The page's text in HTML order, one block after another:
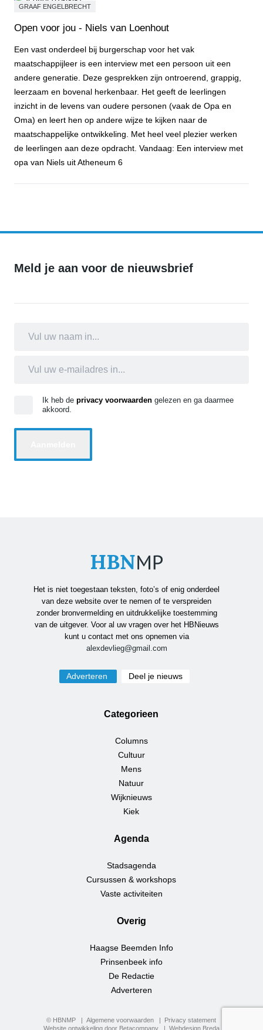
GRAAF ENGELBRECHT
Open voor jou - Niels van Loenhout
Een vast onderdeel bij burgerschap voor het vak
maatschappijleer is een interview met een persoon uit een
andere generatie. Deze gesprekken zijn ontroerend, grappig,
leerzaam en bovenal herkenbaar. Het geeft de leerlingen
inzicht in de levens van oudere personen (vaak de Opa en
Oma) en leert hen op andere wijze te kijken naar de
maatschappelijke ontwikkeling. Met heel veel plezier werken
de leerlingen aan deze opdracht. Vandaag: Een interview met
opa van Niels uit Atheneum 6
Meld je aan voor de nieuwsbrief
Ik heb de privacy voorwaarden gelezen en ga daarmee
akkoord.
Het is niet toegestaan teksten, foto’s of enig onderdeel
van deze website over te nemen of te verspreiden
zonder bronvermelding en uitdrukkelijke toestemming
van de uitgever. Voor al uw vragen over het HBNieuws
kunt u contact met ons opnemen via
alexdevlieg@gmail.com
Adverteren Deel je nieuws
Categorieen
Columns
Cultuur
Mens
Natuur
Wijknieuws
Kiek
Agenda
Stadsagenda
Cursussen & workshops
Vaste activiteiten
Overig
Haagse Beemden Info
Prinsenbeek info
De Redactie
Adverteren
© HBNMP Algemene voorwaarden
Privacy statement
Website ontwikkeling door Betacompany
Webdesign Breda